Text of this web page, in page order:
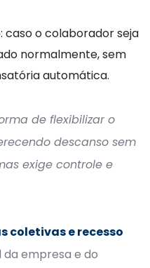
caso o colaborador seja
normalmente, sem
automática.
de flexibilizar o
descanso sem
exige controle e
coletivas e recesso
empresa e do